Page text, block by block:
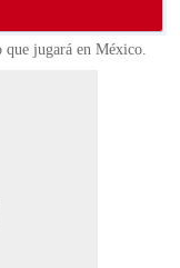
que jugará en México.